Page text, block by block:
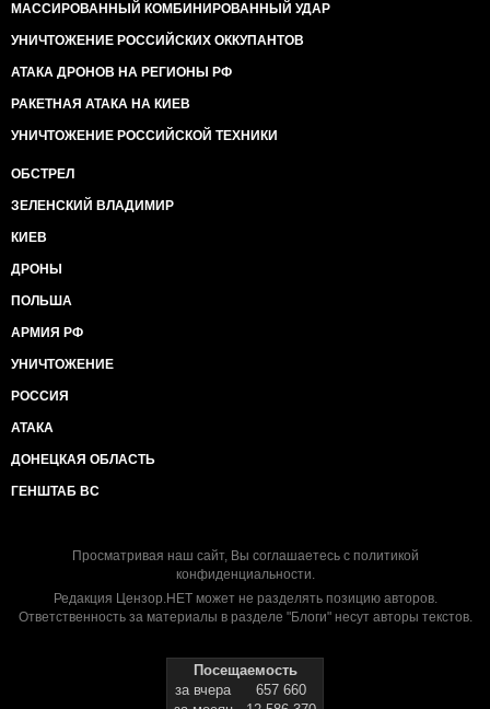
МАССИРОВАННЫЙ КОМБИНИРОВАННЫЙ УДАР
УНИЧТОЖЕНИЕ РОССИЙСКИХ ОККУПАНТОВ
АТАКА ДРОНОВ НА РЕГИОНЫ РФ
РАКЕТНАЯ АТАКА НА КИЕВ
УНИЧТОЖЕНИЕ РОССИЙСКОЙ ТЕХНИКИ
ОБСТРЕЛ
ЗЕЛЕНСКИЙ ВЛАДИМИР
КИЕВ
ДРОНЫ
ПОЛЬША
АРМИЯ РФ
УНИЧТОЖЕНИЕ
РОССИЯ
АТАКА
ДОНЕЦКАЯ ОБЛАСТЬ
ГЕНШТАБ ВС
Просматривая наш сайт, Вы соглашаетесь с политикой
конфиденциальности.
Редакция Цензор.НЕТ может не разделять позицию авторов.
Ответственность за материалы в разделе "Блоги" несут авторы текстов.
Посещаемость
за вчера
657 660